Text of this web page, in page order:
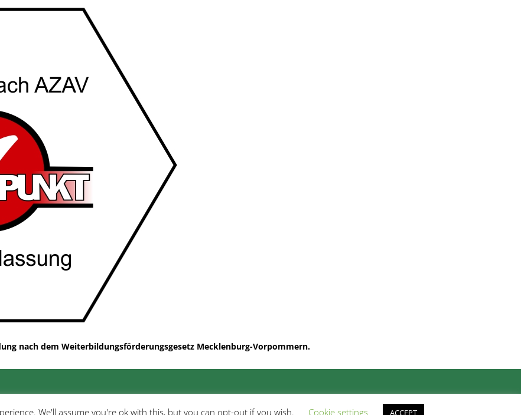
nach dem Weiterbildungsförderungsgesetz Mecklenburg-Vorpommern.
We'll assume you're ok with this, but you can opt-out if you wish. Cookie settings ACCEPT